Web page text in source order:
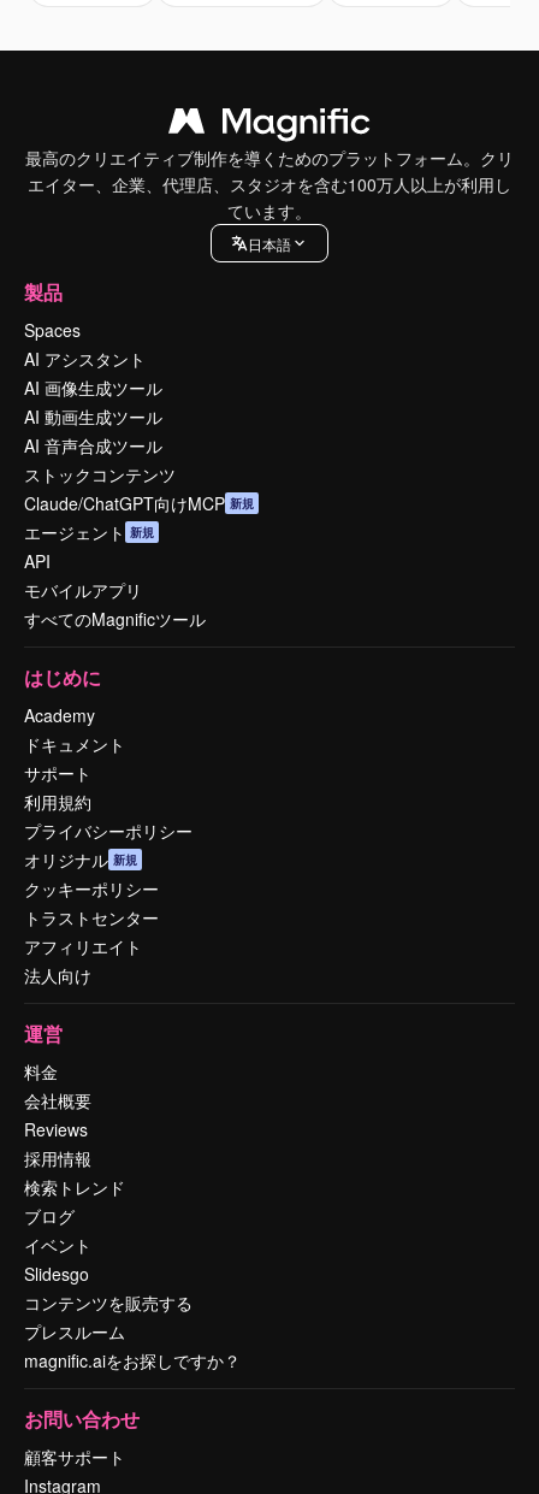
最高のクリエイティブ制作を導くためのプラットフォーム。クリ
エイター、企業、代理店、スタジオを含む100万人以上が利用し
ています。
日本語
製品
Spaces
AI アシスタント
AI 画像生成ツール
AI 動画生成ツール
AI 音声合成ツール
ストックコンテンツ
Claude/ChatGPT向けMCP 新規
エージェント 新規
API
モバイルアプリ
すべてのMagnificツール
はじめに
Academy
ドキュメント
サポート
利用規約
プライバシーポリシー
オリジナル 新規
クッキーポリシー
トラストセンター
アフィリエイト
法人向け
運営
料金
会社概要
Reviews
採用情報
検索トレンド
ブログ
イベント
Slidesgo
コンテンツを販売する
プレスルーム
magnific.aiをお探しですか？
お問い合わせ
顧客サポート
Instagram